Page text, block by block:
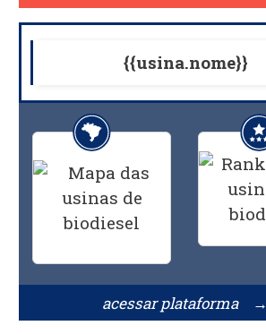
{{usina.nome}}
acessar plataforma →